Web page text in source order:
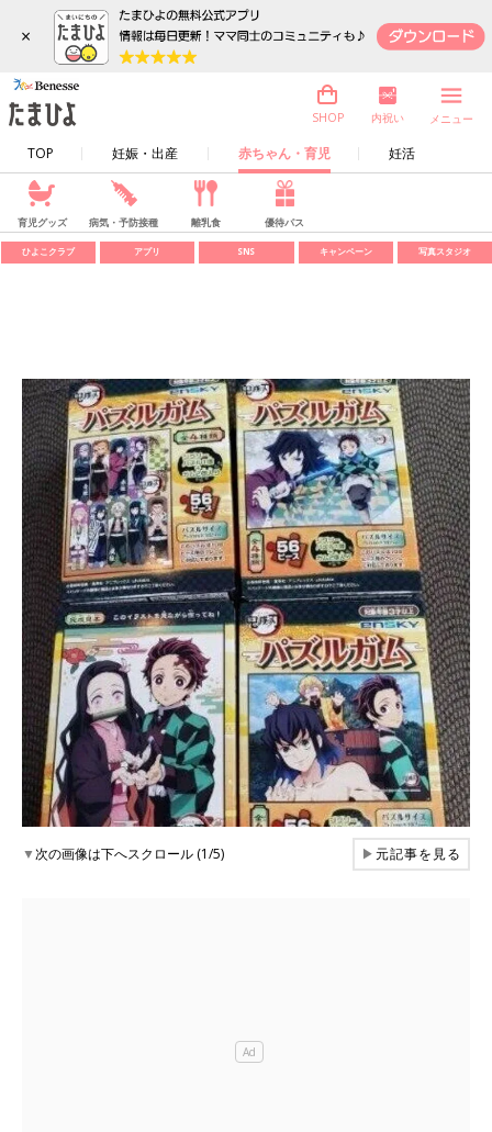
×
TOP 妊娠・出産 赤ちゃん・育児 妊活
SHOP 内祝い メニュー
育児グッズ 病気・予防接種 離乳食 優待パス
ひよこクラブ アプリ SNS キャンペーン 写真スタジオ
▼次の画像は下へスクロール (1/5) ▶元記事を見る